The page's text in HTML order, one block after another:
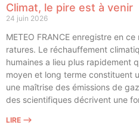
Climat, le pire est à venir
24 juin 2026
METEO FRANCE enre­gistre en
ra­tures. Le réchauf­fe­ment
humaines a lieu plus rapi­de­ment
moyen et long terme consti­tuent
une maî­trise des émis­sions de
des scien­ti­fiques décrivent une
LIRE ⟶